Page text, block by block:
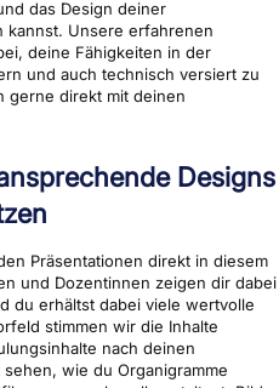
das Design deiner
kannst. Unsere erfahrenen
deine Fähigkeiten in der
und auch technisch versiert zu
gerne direkt mit deinen
Designs
Präsentationen direkt in diesem
und Dozentinnen zeigen dir dabei
du erhältst dabei viele wertvolle
stimmen wir die Inhalte
nach deinen
wie du Organigramme